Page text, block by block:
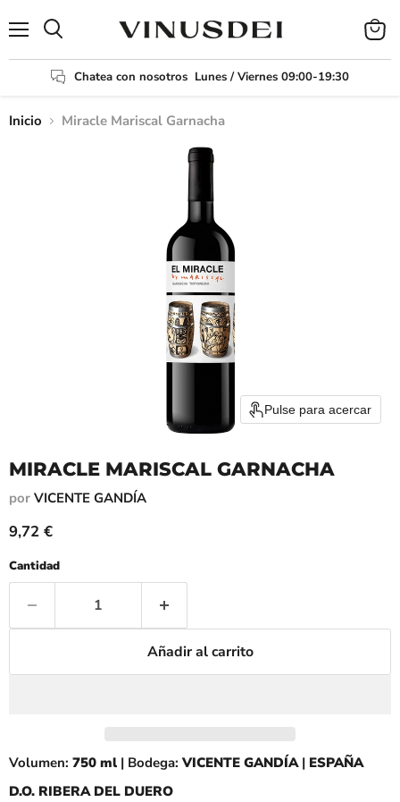
Chatea con nosotros Lunes / Viernes 09:00-19:30
Ver
Inicio Miracle Mariscal Garnacha
Pulse para acercar
MIRACLE MARISCAL GARNACHA
por VICENTE GANDÍA
Precio actual
9,72 €
Cantidad
Añadir al carrito
Volumen: 750 ml | Bodega:VICENTE GANDÍA| ESPAÑA
D.O. RIBERA DEL DUERO